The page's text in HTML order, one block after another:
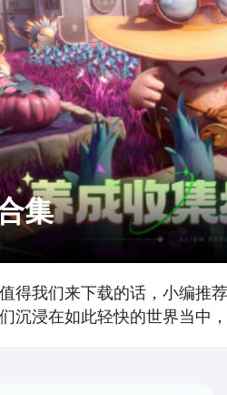
集
得我们来下载的话，小编推
沉浸在如此轻快的世界当中